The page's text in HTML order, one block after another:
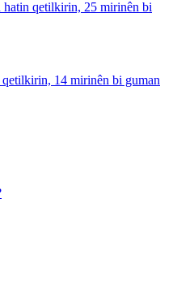
hatin qetilkirin, 25 mirinên bi
14 mirinên bi guman